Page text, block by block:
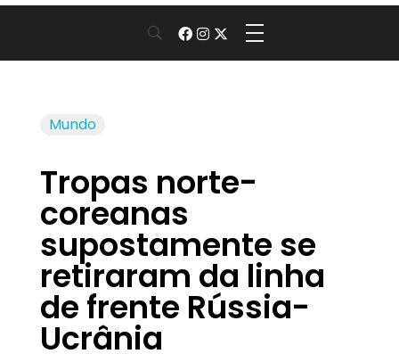
Mundo
Tropas norte-
coreanas
supostamente se
retiraram da linha
de frente Rússia-
Ucrânia